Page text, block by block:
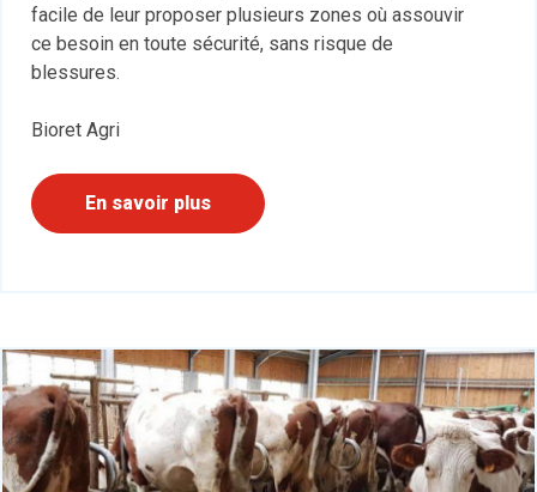
facile de leur proposer plusieurs zones où assouvir
ce besoin en toute sécurité, sans risque de
blessures.
Bioret Agri
En savoir plus